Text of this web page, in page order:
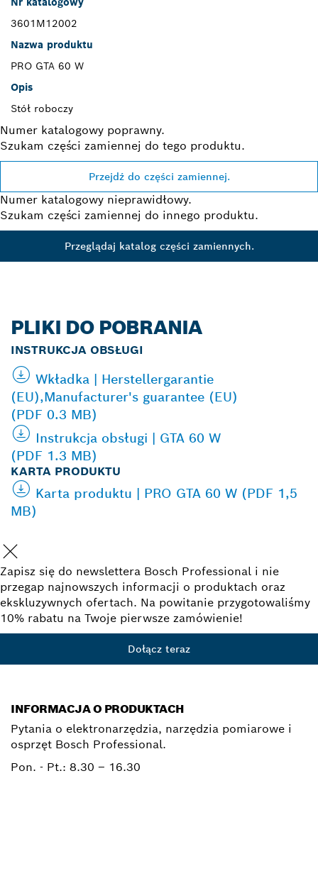
3601M12002
Nazwa produktu
PRO GTA 60 W
Opis
Stół roboczy
Numer katalogowy poprawny.
Szukam części zamiennej do tego produktu.
Przejdź do części zamiennej.
Numer katalogowy nieprawidłowy.
Szukam części zamiennej do innego produktu.
Przeglądaj katalog części zamiennych.
PLIKI DO POBRANIA
INSTRUKCJA OBSŁUGI
Wkładka | Herstellergarantie
(EU),Manufacturer's guarantee (EU)
(PDF 0.3 MB)
Instrukcja obsługi | GTA 60 W
(PDF 1.3 MB)
KARTA PRODUKTU
Karta produktu | PRO GTA 60 W (PDF 1,5
MB)
Zapisz się do newslettera Bosch Professional i nie
przegap najnowszych informacji o produktach oraz
ekskluzywnych ofertach. Na powitanie przygotowaliśmy
10% rabatu na Twoje pierwsze zamówienie!
Dołącz teraz
INFORMACJA O PRODUKTACH
Pytania o elektronarzędzia, narzędzia pomiarowe i
osprzęt Bosch Professional.
Pon. - Pt.: 8.30 – 16.30